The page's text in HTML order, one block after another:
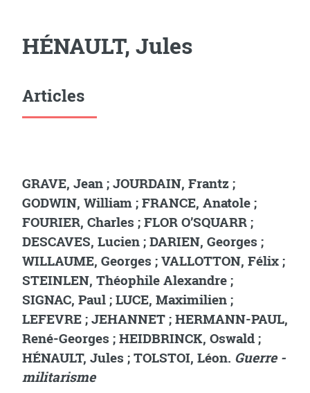
HÉNAULT, Jules
Articles
GRAVE, Jean ; JOURDAIN, Frantz ;
GODWIN, William ; FRANCE, Anatole ;
FOURIER, Charles ; FLOR O’SQUARR ;
DESCAVES, Lucien ; DARIEN, Georges ;
WILLAUME, Georges ; VALLOTTON, Félix ;
STEINLEN, Théophile Alexandre ;
SIGNAC, Paul ; LUCE, Maximilien ;
LEFEVRE ; JEHANNET ; HERMANN-PAUL,
René-Georges ; HEIDBRINCK, Oswald ;
HÉNAULT, Jules ; TOLSTOI, Léon. Guerre -
militarisme